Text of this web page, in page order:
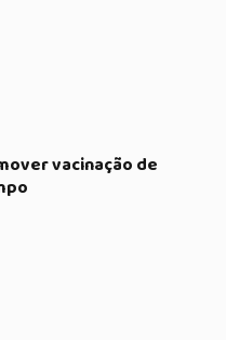
vacinação de